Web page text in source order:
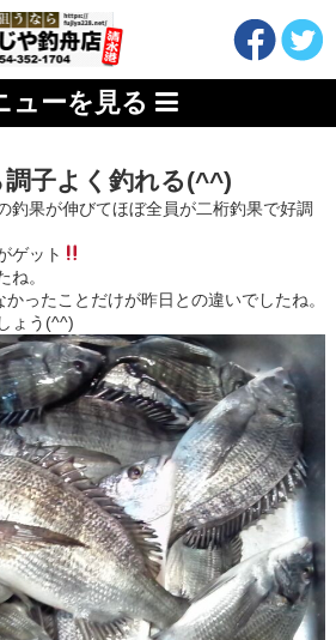
ューを見る
調子よく釣れる(^^)
釣果が伸びてほぼ全員が二桁釣果で好調
ゲット
ね。
ったことだけが昨日との違いでしたね。
ょう(^^)